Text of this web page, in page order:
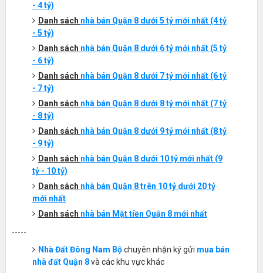
- 4 tỷ)
Danh sách nhà bán Quận 8 dưới 5 tỷ mới nhất (4 tỷ
- 5 tỷ)
Danh sách nhà bán Quận 8 dưới 6 tỷ mới nhất (5 tỷ
- 6 tỷ)
Danh sách nhà bán Quận 8 dưới 7 tỷ mới nhất (6 tỷ
- 7 tỷ)
Danh sách nhà bán Quận 8 dưới 8 tỷ mới nhất (7 tỷ
- 8 tỷ)
Danh sách nhà bán Quận 8 dưới 9 tỷ mới nhất (8 tỷ
- 9 tỷ)
Danh sách nhà bán Quận 8 dưới 10 tỷ mới nhất (9
tỷ - 10 tỷ)
Danh sách nhà bán Quận 8 trên 10 tỷ dưới 20 tỷ
mới nhất
Danh sách nhà bán Mặt tiền Quận 8 mới nhất
-----
Nhà Đất Đông Nam Bộchuyên nhận ký gửi mua bán
nhà đất Quận 8và các khu vực khác